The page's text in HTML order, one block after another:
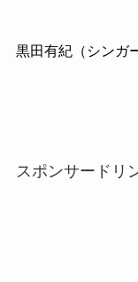
黒田有紀（シンガ
スポンサードリ